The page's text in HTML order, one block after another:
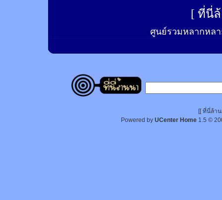
[ ที่นี่
ศูนย์รวมหลากหลา
[[ ที่นี่ล้า
Powered by UCenter Home 1.5 ©